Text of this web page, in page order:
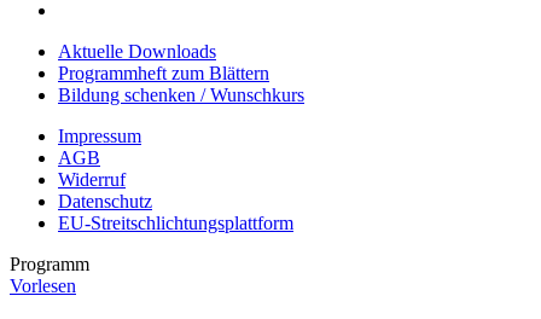
Aktuelle Downloads
Programmheft zum Blättern
Bildung schenken / Wunschkurs
Impressum
AGB
Widerruf
Datenschutz
EU-Streitschlichtungsplattform
Programm
Vorlesen